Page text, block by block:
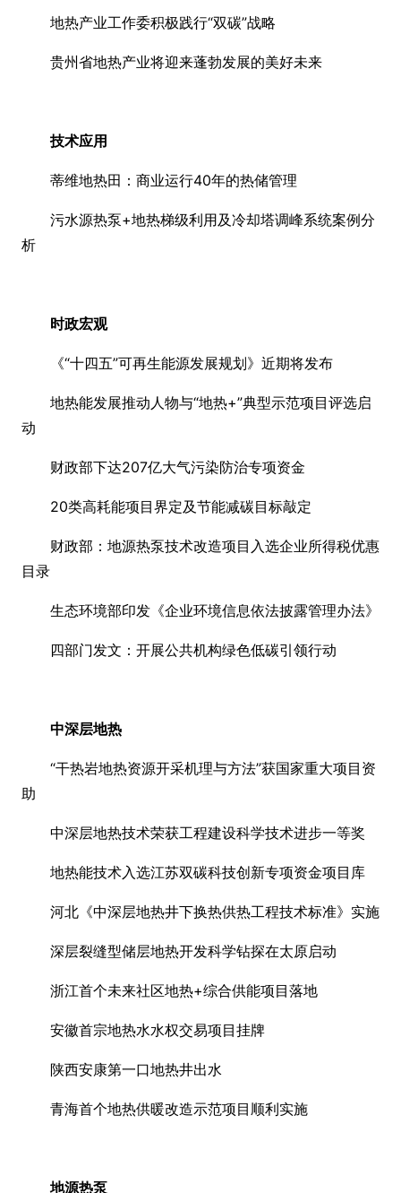
地热产业工作委积极践行“双碳”战略
贵州省地热产业将迎来蓬勃发展的美好未来
技术应用
蒂维地热田：商业运行40年的热储管理
污水源热泵+地热梯级利用及冷却塔调峰系统案例分
析
时政宏观
《“十四五”可再生能源发展规划》近期将发布
地热能发展推动人物与“地热+”典型示范项目评选启
动
财政部下达207亿大气污染防治专项资金
20类高耗能项目界定及节能减碳目标敲定
财政部：地源热泵技术改造项目入选企业所得税优惠
目录
生态环境部印发《企业环境信息依法披露管理办法》
四部门发文：开展公共机构绿色低碳引领行动
中深层地热
“干热岩地热资源开采机理与方法”获国家重大项目资
助
中深层地热技术荣获工程建设科学技术进步一等奖
地热能技术入选江苏双碳科技创新专项资金项目库
河北《中深层地热井下换热供热工程技术标准》实施
深层裂缝型储层地热开发科学钻探在太原启动
浙江首个未来社区地热+综合供能项目落地
安徽首宗地热水水权交易项目挂牌
陕西安康第一口地热井出水
青海首个地热供暖改造示范项目顺利实施
地源热泵